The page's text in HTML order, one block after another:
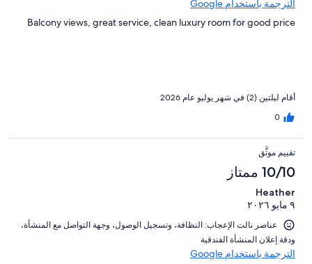
الترجمة باستخدام Google
Balcony views, great service, clean luxury room for good price
أقام ليلتين (2) في شهر يوليو عام 2026
0
تقييم موثَّق
10/10 ممتاز
Heather
٩ مايو ٢٠٢٦
عناصر نالت الإعجاب: ⁦النظافة⁩، و⁦تسجيل الوصول⁩، و⁦جهة التواصل مع المنشأة⁩،
و⁦دقة إعلان المنشأة الفندقية⁩
الترجمة باستخدام Google